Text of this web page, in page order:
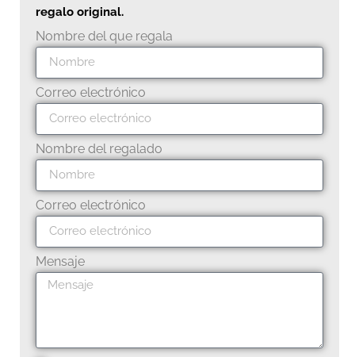
regalo original.
Nombre del que regala
Correo electrónico
Nombre del regalado
Correo electrónico
Mensaje